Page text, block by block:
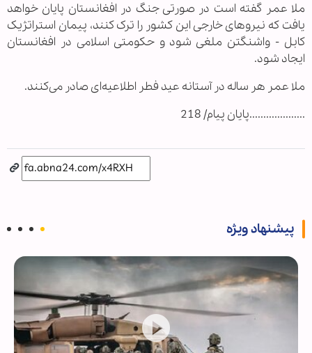
ملا عمر گفته است در صورتی جنگ در افغانستان پایان خواهد
یافت که نیروهای خارجی این کشور را ترک کنند، پیمان استراتژیک
کابل - واشنگتن ملغی شود و حکومتی اسلامی در افغانستان
ایجاد شود.
ملا عمر هر ساله در آستانه عید فطر اطلاعیه‌ای صادر می‌کنند.
....................پایان پیام/ 218
پیشنهاد ویژه